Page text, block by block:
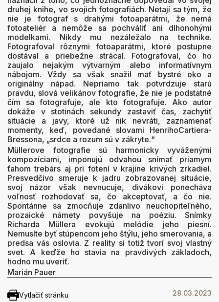
druhej knihe, vo svojich fotografiách. Netají sa tým, že
nie je fotograf s drahými fotoaparátmi, že nemá
fotoateliér a nemôže sa pochváliť ani dlhonohými
modelkami. Nikdy mu nezáležalo na technike.
Fotografoval rôznymi fotoaparátmi, ktoré postupne
dostával a priebežne strácal. Fotografoval, čo ho
zaujalo nejakým výtvarným alebo informatívnym
nábojom. Vždy sa však snažil mať bystré oko a
originálny nápad. Nepriamo tak potvrdzuje starú
pravdu, slová velikánov fotografie, že nie je podstatné
čím sa fotografuje, ale kto fotografuje. Ako autor
dokáže v stotinách sekundy zastaviť čas, zachytiť
situácie a javy, ktoré už nik nevráti, zaznamenať
momenty, keď, povedané slovami HenrihoCartiera-
Bressona, „srdce a rozum sú v zákryte.“
Müllerove fotografie sú harmonicky vyváženými
kompozíciami, imponujú odvahou snímať priamym
ťahom trebárs aj pri fotení v krajine krivých zrkadiel.
Presvedčivo smeruje k jadru zobrazovanej situácie,
svoj názor však nevnucuje, divákovi ponecháva
voľnosť rozhodovať sa, čo akceptovať, a čo nie.
Spontánne sa zmocňuje zdanlivo neuchopiteľného,
prozaické námety povyšuje na poéziu. Snímky
Richarda Müllera evokujú melódie jeho piesní.
Nemusíte byť stúpencom jeho štýlu, jeho smerovania, a
predsa vás oslovia. Z reality si totiž tvorí svoj vlastný
svet. A keďže ho stavia na pravdivých základoch,
hodno mu uveriť.
Marián Pauer
Vytlačiť stránku 28.03.2023